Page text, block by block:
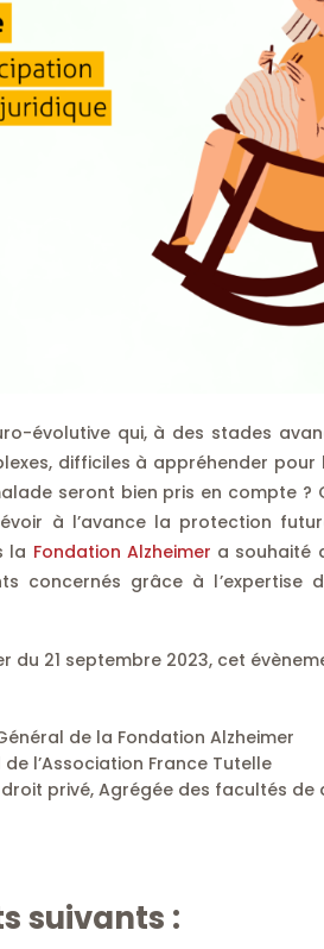
évolutive qui, à des stades
difficiles à appréhender pour
seront bien pris en compte ?
à l’avance la protection
la Fondation Alzheimer a souhaité
concernés grâce à l’expertise
du 21 septembre 2023, cet
de la Fondation Alzheimer
l’Association France Tutelle
privé, Agrégée des facultés
suivants :